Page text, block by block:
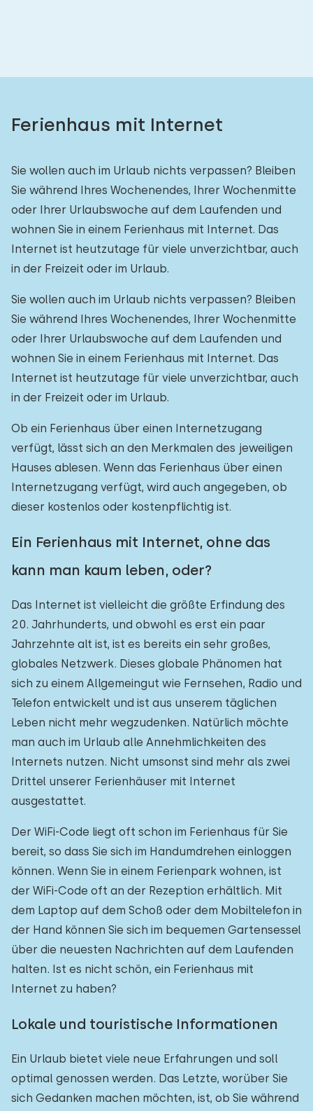
Ferienhaus mit Internet
Sie wollen auch im Urlaub nichts verpassen? Bleiben
Sie während Ihres Wochenendes, Ihrer Wochenmitte
oder Ihrer Urlaubswoche auf dem Laufenden und
wohnen Sie in einem Ferienhaus mit Internet. Das
Internet ist heutzutage für viele unverzichtbar, auch
in der Freizeit oder im Urlaub.
Sie wollen auch im Urlaub nichts verpassen? Bleiben
Sie während Ihres Wochenendes, Ihrer Wochenmitte
oder Ihrer Urlaubswoche auf dem Laufenden und
wohnen Sie in einem Ferienhaus mit Internet. Das
Internet ist heutzutage für viele unverzichtbar, auch
in der Freizeit oder im Urlaub.
Ob ein Ferienhaus über einen Internetzugang
verfügt, lässt sich an den Merkmalen des jeweiligen
Hauses ablesen. Wenn das Ferienhaus über einen
Internetzugang verfügt, wird auch angegeben, ob
dieser kostenlos oder kostenpflichtig ist.
Ein Ferienhaus mit Internet, ohne das
kann man kaum leben, oder?
Das Internet ist vielleicht die größte Erfindung des
20. Jahrhunderts, und obwohl es erst ein paar
Jahrzehnte alt ist, ist es bereits ein sehr großes,
globales Netzwerk. Dieses globale Phänomen hat
sich zu einem Allgemeingut wie Fernsehen, Radio und
Telefon entwickelt und ist aus unserem täglichen
Leben nicht mehr wegzudenken. Natürlich möchte
man auch im Urlaub alle Annehmlichkeiten des
Internets nutzen. Nicht umsonst sind mehr als zwei
Drittel unserer Ferienhäuser mit Internet
ausgestattet.
Der WiFi-Code liegt oft schon im Ferienhaus für Sie
bereit, so dass Sie sich im Handumdrehen einloggen
können. Wenn Sie in einem Ferienpark wohnen, ist
der WiFi-Code oft an der Rezeption erhältlich. Mit
dem Laptop auf dem Schoß oder dem Mobiltelefon in
der Hand können Sie sich im bequemen Gartensessel
über die neuesten Nachrichten auf dem Laufenden
halten. Ist es nicht schön, ein Ferienhaus mit
Internet zu haben?
Lokale und touristische Informationen
Ein Urlaub bietet viele neue Erfahrungen und soll
optimal genossen werden. Das Letzte, worüber Sie
sich Gedanken machen möchten, ist, ob Sie während